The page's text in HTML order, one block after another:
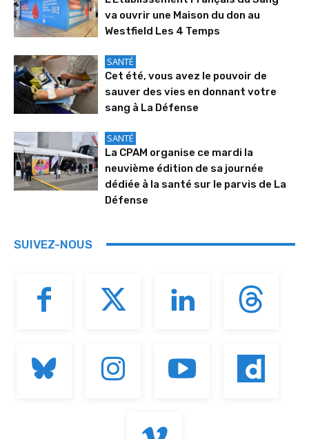
va ouvrir une Maison du don au
Westfield Les 4 Temps
SANTÉ
Cet été, vous avez le pouvoir de
sauver des vies en donnant votre
sang à La Défense
SANTÉ
La CPAM organise ce mardi la
neuvième édition de sa journée
dédiée à la santé sur le parvis de La
Défense
SUIVEZ-NOUS